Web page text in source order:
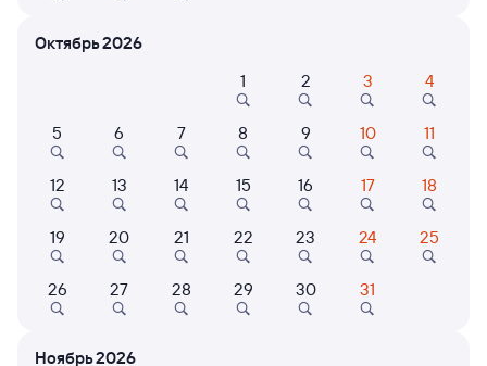
Выберите дату
Найдём билет на поезд за вас
Искать билеты
Октябрь 2026
1
2 3 4
5 6 7 8 9 10 11
12 13 14 15 16 17 18
19 20 21 22 23 24 25
26 27 28 29 30 31
Ноябрь 2026